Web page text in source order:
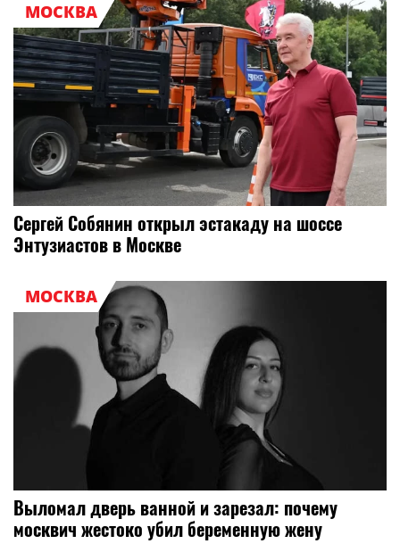
МОСКВА
Сергей Собянин открыл эстакаду на шоссе
Энтузиастов в Москве
МОСКВА
Выломал дверь ванной и зарезал: почему
москвич жестоко убил беременную жену